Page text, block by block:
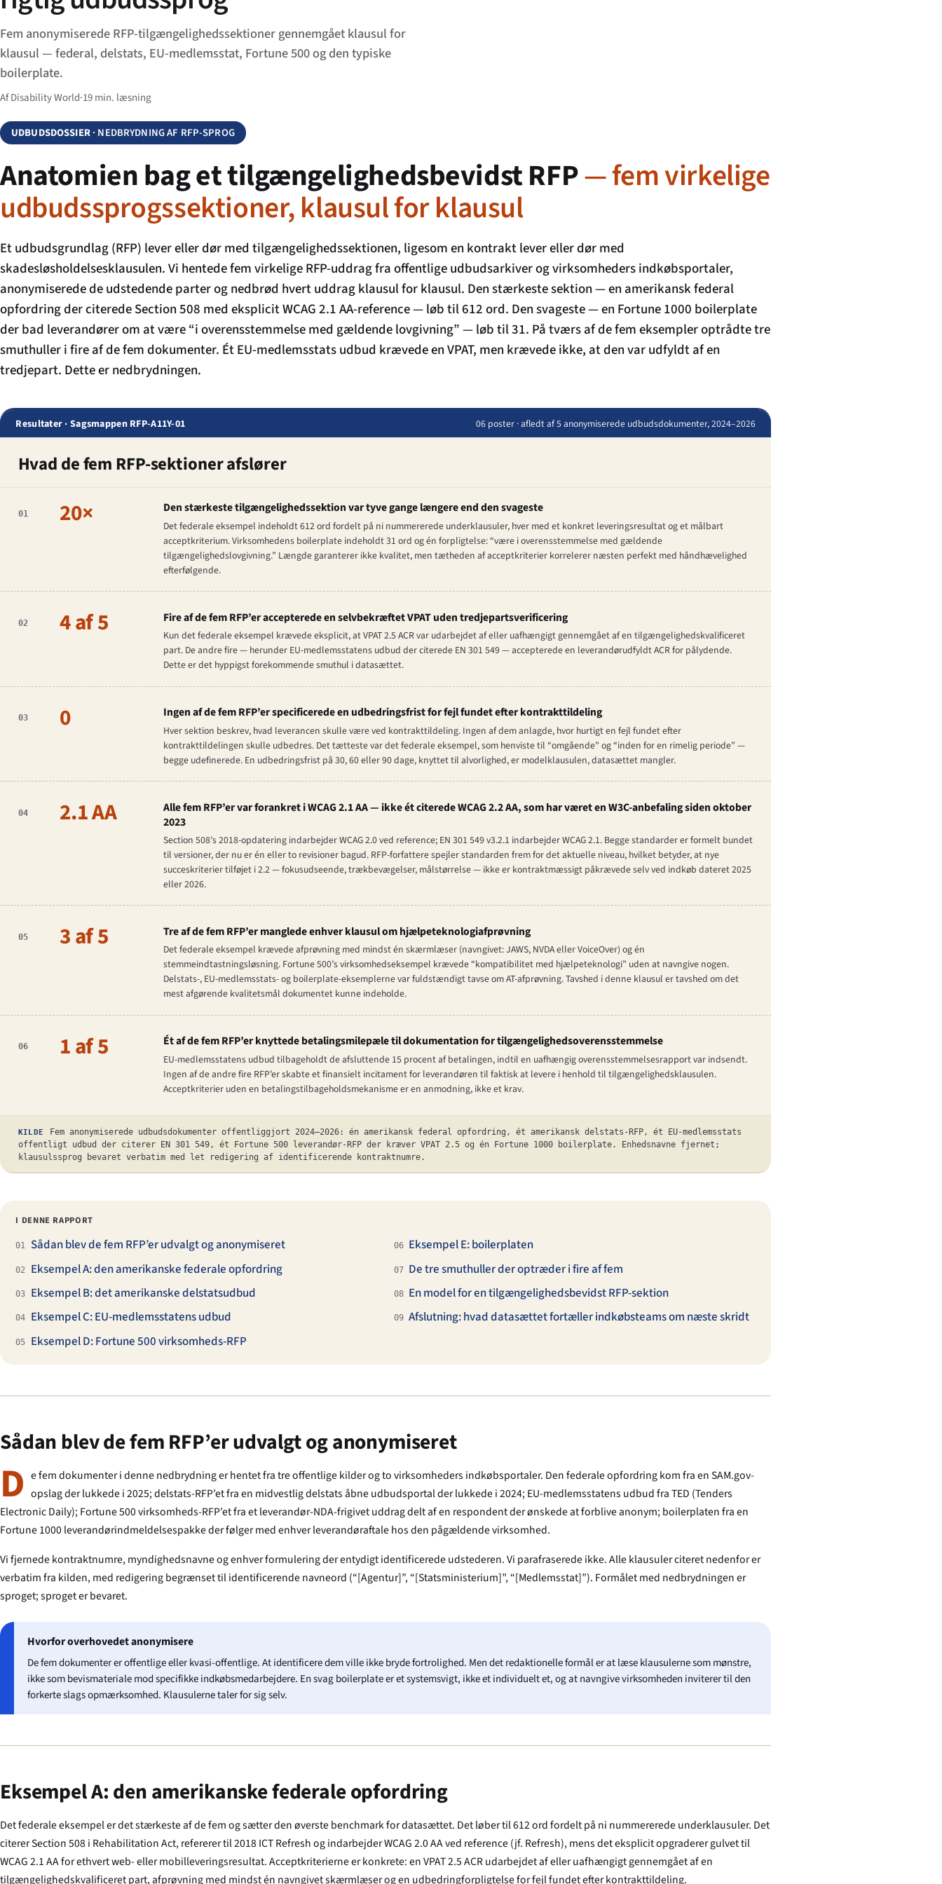
Fem anonymiserede RFP-tilgængeligheds­sektioner gennemgået klausul for
klausul — federal, delstats, EU-medlemsstat, Fortune 500 og den typiske
boilerplate.
Af Disability World·19 min. læsning
UDBUDSDOSSIER· NEDBRYDNING AF RFP-SPROG
Anatomien bag et tilgængelighedsbevidst RFP— fem virkelige
udbudssprogssektioner, klausul for klausul
Et udbudsgrundlag (RFP) lever eller dør med tilgængelighedssektionen, ligesom en kontrakt lever eller dør med
skadesløsholdelsesklausulen. Vi hentede fem virkelige RFP-uddrag fra offentlige udbudsarkiver og virksomheders indkøbsportaler,
anonymiserede de udstedende parter og nedbrød hvert uddrag klausul for klausul. Den stærkeste sektion — en amerikansk federal
opfordring der citerede Section 508 med eksplicit WCAG 2.1 AA-reference — løb til 612 ord. Den svageste — en Fortune 1000 boilerplate
der bad leverandører om at være “i overensstemmelse med gældende lovgivning” — løb til 31. På tværs af de fem eksempler optrådte tre
smuthuller i fire af de fem dokumenter. Ét EU-medlemsstats udbud krævede en VPAT, men krævede ikke, at den var udfyldt af en
tredjepart. Dette er nedbrydningen.
Resultater · Sagsmappen RFP-A11Y-01 06 poster · afledt af 5 anonymiserede udbudsdokumenter, 2024–2026
Hvad de fem RFP-sektioner afslører
01 20× Den stærkeste tilgængelighedssektion var tyve gange længere end den svageste
Det federale eksempel indeholdt 612 ord fordelt på ni nummererede underklausuler, hver med et konkret leveringsresultat og et målbart
acceptkriterium. Virksomhedens boilerplate indeholdt 31 ord og én forpligtelse: “være i overensstemmelse med gældende
tilgængeligheds­lovgivning.” Længde garanterer ikke kvalitet, men tætheden af acceptkriterier korrelerer næsten perfekt med håndhævelighed
efterfølgende.
02 4 af 5 Fire af de fem RFP’er accepterede en selvbekræftet VPAT uden tredjeparts­verificering
Kun det federale eksempel krævede eksplicit, at VPAT 2.5 ACR var udarbejdet af eller uafhængigt gennemgået af en tilgængeligheds­kvalificeret
part. De andre fire — herunder EU-medlemsstatens udbud der citerede EN 301 549 — accepterede en leverandørudfyldt ACR for pålydende.
Dette er det hyppigst forekommende smuthul i datasættet.
03 0 Ingen af de fem RFP’er specificerede en udbedringsfrist for fejl fundet efter kontrakttildeling
Hver sektion beskrev, hvad leverancen skulle være ved kontrakttildeling. Ingen af dem anlagde, hvor hurtigt en fejl fundet efter
kontrakttildelingen skulle udbedres. Det tætteste var det federale eksempel, som henviste til “omgående” og “inden for en rimelig periode” —
begge udefinerede. En udbedringsfrist på 30, 60 eller 90 dage, knyttet til alvorlighed, er modelklausulen, datasættet mangler.
04 2.1 AA
Alle fem RFP’er var forankret i WCAG 2.1 AA — ikke ét citerede WCAG 2.2 AA, som har været en W3C-anbefaling siden oktober
2023
Section 508’s 2018-opdatering indarbejder WCAG 2.0 ved reference; EN 301 549 v3.2.1 indarbejder WCAG 2.1. Begge standarder er formelt bundet
til versioner, der nu er én eller to revisioner bagud. RFP-forfattere spejler standarden frem for det aktuelle niveau, hvilket betyder, at nye
succeskriterier tilføjet i 2.2 — fokusudseende, trækbevægelser, målstørrelse — ikke er kontraktmæssigt påkrævede selv ved indkøb dateret 2025
eller 2026.
05 3 af 5 Tre af de fem RFP’er manglede enhver klausul om hjælpeteknologiafprøvning
Det federale eksempel krævede afprøvning med mindst én skærmlæser (navngivet: JAWS, NVDA eller VoiceOver) og én
stemmeindtastnings­løsning. Fortune 500’s virksomhedseksempel krævede “kompatibilitet med hjælpeteknologi” uden at navngive nogen.
Delstats-, EU-medlemsstats- og boilerplate-eksemplerne var fuldstændigt tavse om AT-afprøvning. Tavshed i denne klausul er tavshed om det
mest afgørende kvalitetsmål dokumentet kunne indeholde.
06 1 af 5 Ét af de fem RFP’er knyttede betalingsmilepæle til dokumentation for tilgængeligheds­overensstemmelse
EU-medlemsstatens udbud tilbageholdt de afsluttende 15 procent af betalingen, indtil en uafhængig overensstemmelsesrapport var indsendt.
Ingen af de andre fire RFP’er skabte et finansielt incitament for leverandøren til faktisk at levere i henhold til tilgængeligheds­klausulen.
Acceptkriterier uden en betalingstilbageholds­mekanisme er en anmodning, ikke et krav.
KILDE
Fem anonymiserede udbudsdokumenter offentliggjort 2024–2026: én amerikansk federal opfordring, ét amerikansk delstats-RFP, ét EU-medlemsstats
offentligt udbud der citerer EN 301 549, ét Fortune 500 leverandør-RFP der kræver VPAT 2.5 og én Fortune 1000 boilerplate. Enhedsnavne fjernet;
klausulssprog bevaret verbatim med let redigering af identificerende kontraktnumre.
I DENNE RAPPORT
01 Sådan blev de fem RFP’er udvalgt og anonymiseret
02 Eksempel A: den amerikanske federale opfordring
03 Eksempel B: det amerikanske delstatsudbud
04 Eksempel C: EU-medlemsstatens udbud
05 Eksempel D: Fortune 500 virksomheds-RFP
06 Eksempel E: boilerplaten
07 De tre smuthuller der optræder i fire af fem
08 En model for en tilgængeligheds­bevidst RFP-sektion
09 Afslutning: hvad datasættet fortæller indkøbsteams om næste skridt
Sådan blev de fem RFP’er udvalgt og anonymiseret
D e fem dokumenter i denne nedbrydning er hentet fra tre offentlige kilder og to virksomheders indkøbsportaler. Den federale opfordring kom fra en SAM.gov-
opslag der lukkede i 2025; delstats-RFP’et fra en midvestlig delstats åbne udbudsportal der lukkede i 2024; EU-medlemsstatens udbud fra TED (Tenders
Electronic Daily); Fortune 500 virksomheds-RFP’et fra et leverandør-NDA-frigivet uddrag delt af en respondent der ønskede at forblive anonym; boilerplaten fra en
Fortune 1000 leverandørindmeldelses­pakke der følger med enhver leverandøraftale hos den pågældende virksomhed.
Vi fjernede kontraktnumre, myndighedsnavne og enhver formulering der entydigt identificerede udstederen. Vi parafraserede ikke. Alle klausuler citeret nedenfor er
verbatim fra kilden, med redigering begrænset til identificerende navneord (“[Agentur]”, “[Statsministerium]”, “[Medlemsstat]”). Formålet med nedbrydningen er
sproget; sproget er bevaret.
Hvorfor overhovedet anonymisere
De fem dokumenter er offentlige eller kvasi-offentlige. At identificere dem ville ikke bryde fortrolighed. Men det redaktionelle formål er at læse klausulerne som mønstre,
ikke som bevismateriale mod specifikke indkøbsmedarbejdere. En svag boilerplate er et systemsvigt, ikke et individuelt et, og at navngive virksomheden inviterer til den
forkerte slags opmærksomhed. Klausulerne taler for sig selv.
Eksempel A: den amerikanske federale opfordring
Det federale eksempel er det stærkeste af de fem og sætter den øverste benchmark for datasættet. Det løber til 612 ord fordelt på ni nummererede underklausuler. Det
citerer Section 508 i Rehabilitation Act, refererer til 2018 ICT Refresh og indarbejder WCAG 2.0 AA ved reference (jf. Refresh), mens det eksplicit opgraderer gulvet til
WCAG 2.1 AA for ethvert web- eller mobilleveringsresultat. Acceptkriterierne er konkrete: en VPAT 2.5 ACR udarbejdet af eller uafhængigt gennemgået af en
tilgængeligheds­kvalificeret part, afprøvning med mindst én navngivet skærmlæser og en udbedringforpligtelse for fejl fundet efter kontrakttildeling.